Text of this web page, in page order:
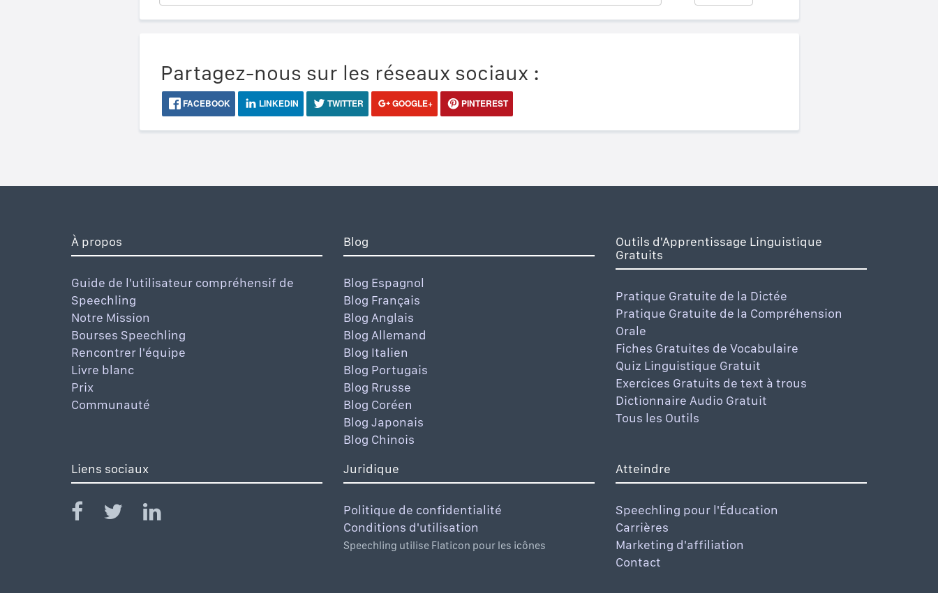
Partagez-nous sur les réseaux sociaux :
FACEBOOK LINKEDIN TWITTER GOOGLE+ PINTEREST
À propos
Guide de l'utilisateur compréhensif de
Speechling
Notre Mission
Bourses Speechling
Rencontrer l'équipe
Livre blanc
Prix
Communauté
Blog
Blog Espagnol
Blog Français
Blog Anglais
Blog Allemand
Blog Italien
Blog Portugais
Blog Rrusse
Blog Coréen
Blog Japonais
Blog Chinois
Outils d'Apprentissage Linguistique
Gratuits
Pratique Gratuite de la Dictée
Pratique Gratuite de la Compréhension
Orale
Fiches Gratuites de Vocabulaire
Quiz Linguistique Gratuit
Exercices Gratuits de text à trous
Dictionnaire Audio Gratuit
Tous les Outils
Liens sociaux Juridique
Politique de confidentialité
Conditions d'utilisation
Speechling utilise Flaticon pour les icônes
Atteindre
Speechling pour l'Éducation
Carrières
Marketing d'affiliation
Contact